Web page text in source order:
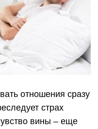
отношения сразу
страх
вины – еще